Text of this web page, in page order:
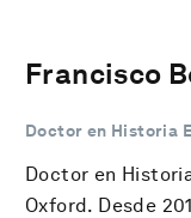
Francisco
Doctor en Historia
Doctor en
Oxford. Desde